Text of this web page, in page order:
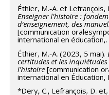
Éthier, M.-A. et Lefrançois,
Enseigner l’histoire :
d’enseignement, des
[communication
international en éducation,.
Éthier, M.-A. (2023, 5 mai).
certitudes et les inquiétudes
l’histoire [communication
international en Éducation,
*Dery, C., Lefrançois, D.